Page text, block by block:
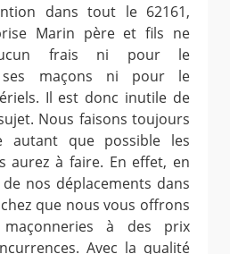
dans tout le 62161,
Marin père et fils ne
frais ni pour le
ses maçons ni pour le
Il est donc inutile de
Nous faisons toujours
autant que possible les
aurez à faire. En effet, en
nos déplacements dans
que nous vous offrons
à des prix
Avec la qualité